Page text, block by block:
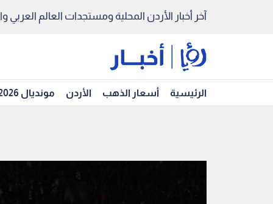
آخر أخبار الأردن المحلية ومستجدات العالم العربي
الرئيسية أسعار الذهب الأردن مونديال 2026